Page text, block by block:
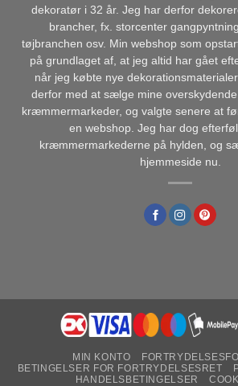
dekoratør i 32 år. Jeg har derfor
brancher, fx. storcenter
tøjbranchen osv. Min webshop som
på grundlaget af, at jeg altid har gået
når jeg købte nye
derfor med at sælge mine
kræmmermarkeder, og valgte senere at
en webshop. Jeg har dog
kræmmermarkederne på hylden, og
hjemmeside nu.
MIN KONTO
BETINGELSER FOR FORTRYDELSESRET
HANDELSBETINGELSER